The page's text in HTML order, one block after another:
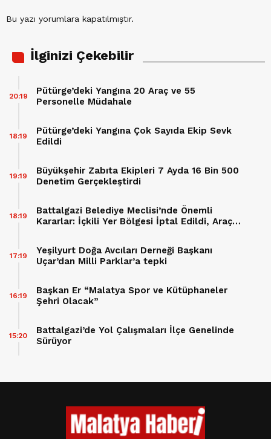
Bu yazı yorumlara kapatılmıştır.
İlginizi Çekebilir
Pütürge’deki Yangına 20 Araç ve 55
Personelle Müdahale
20:19
Pütürge’deki Yangına Çok Sayıda Ekip Sevk
Edildi
18:19
Büyükşehir Zabıta Ekipleri 7 Ayda 16 Bin 500
Denetim Gerçekleştirdi
19:19
Battalgazi Belediye Meclisi’nde Önemli
Kararlar: İçkili Yer Bölgesi İptal Edildi, Araç
18:19
Yeşilyurt Doğa Avcıları Derneği Başkanı
Uçar’dan Milli Parklar’a tepki
17:19
Başkan Er “Malatya Spor ve Kütüphaneler
Şehri Olacak”
16:19
Battalgazi’de Yol Çalışmaları İlçe Genelinde
Sürüyor
15:20